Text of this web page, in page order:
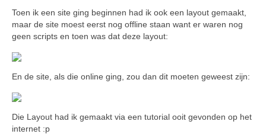
Toen ik een site ging beginnen had ik ook een layout gemaakt,
maar de site moest eerst nog offline staan want er waren nog
geen scripts en toen was dat deze layout:
En de site, als die online ging, zou dan dit moeten geweest zijn:
Die Layout had ik gemaakt via een tutorial ooit gevonden op het
internet :p